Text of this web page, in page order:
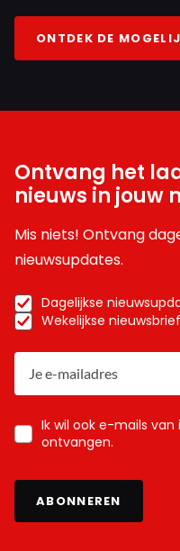
ONTDEK DE
Ontvang het
nieuws in jouw
Mis niets! Ontvang
nieuwsupdates.
Dagelijkse
Wekelijkse nieuwsbrief
Ik wil ook e-mails
ontvangen.
ABONNEREN